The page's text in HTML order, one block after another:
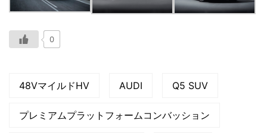
0
48VマイルドHV AUDI Q5 SUV
プレミアムプラットフォームコンバッション